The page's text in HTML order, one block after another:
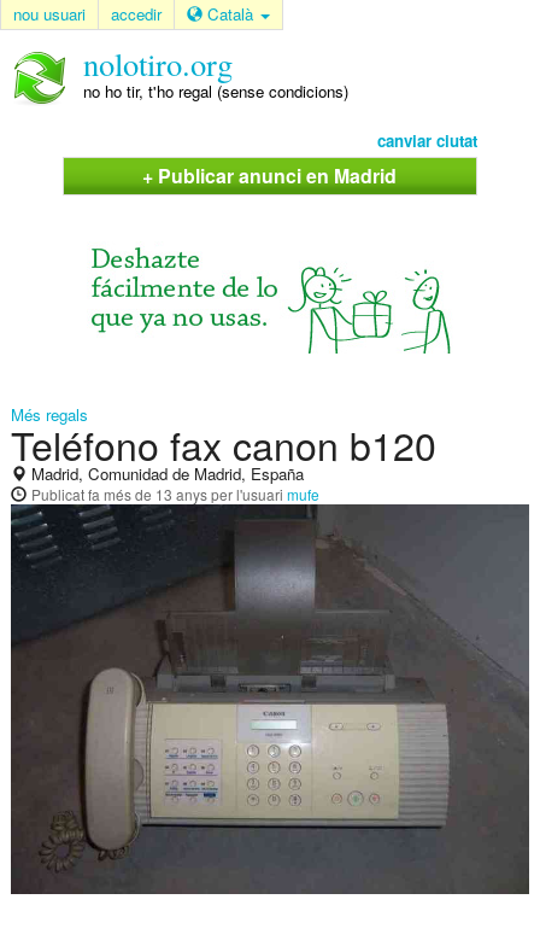
nou usuari accedir Català
nolotiro.org
no ho tir, t'ho regal (sense condicions)
canviar ciutat
+ Publicar anunci en Madrid
Més regals
Teléfono fax canon b120
Madrid, Comunidad de Madrid, España
Publicatfa més de 13 anysper l'usuari mufe